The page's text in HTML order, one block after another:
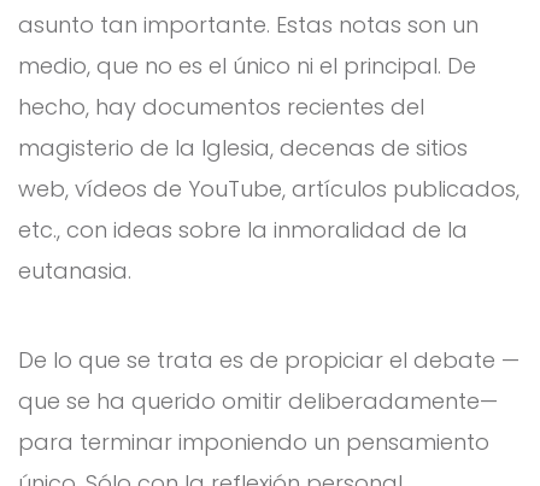
asunto tan importante. Estas notas son un
medio, que no es el único ni el principal. De
hecho, hay documentos recientes del
magisterio de la Iglesia, decenas de sitios
web, vídeos de YouTube, artículos publicados,
etc., con ideas sobre la inmoralidad de la
eutanasia.
De lo que se trata es de propiciar el debate —
que se ha querido omitir deliberadamente—
para terminar imponiendo un pensamiento